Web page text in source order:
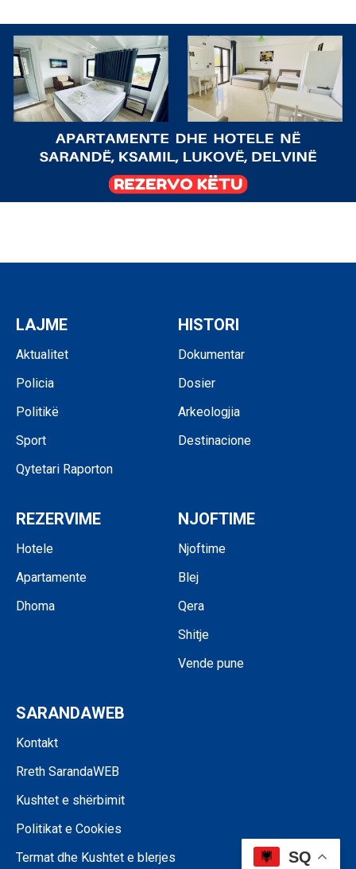
LAJME
Aktualitet
Policia
Politikë
Sport
Qytetari Raporton
HISTORI
Dokumentar
Dosier
Arkeologjia
Destinacione
REZERVIME
Hotele
Apartamente
Dhoma
NJOFTIME
Njoftime
Blej
Qera
Shitje
Vende pune
SARANDAWEB
Kontakt
Rreth SarandaWEB
Kushtet e shërbimit
Politikat e Cookies
Termat dhe Kushtet e blerjes
SQ